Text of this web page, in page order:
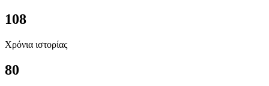
108
Χρόνια ιστορίας
80